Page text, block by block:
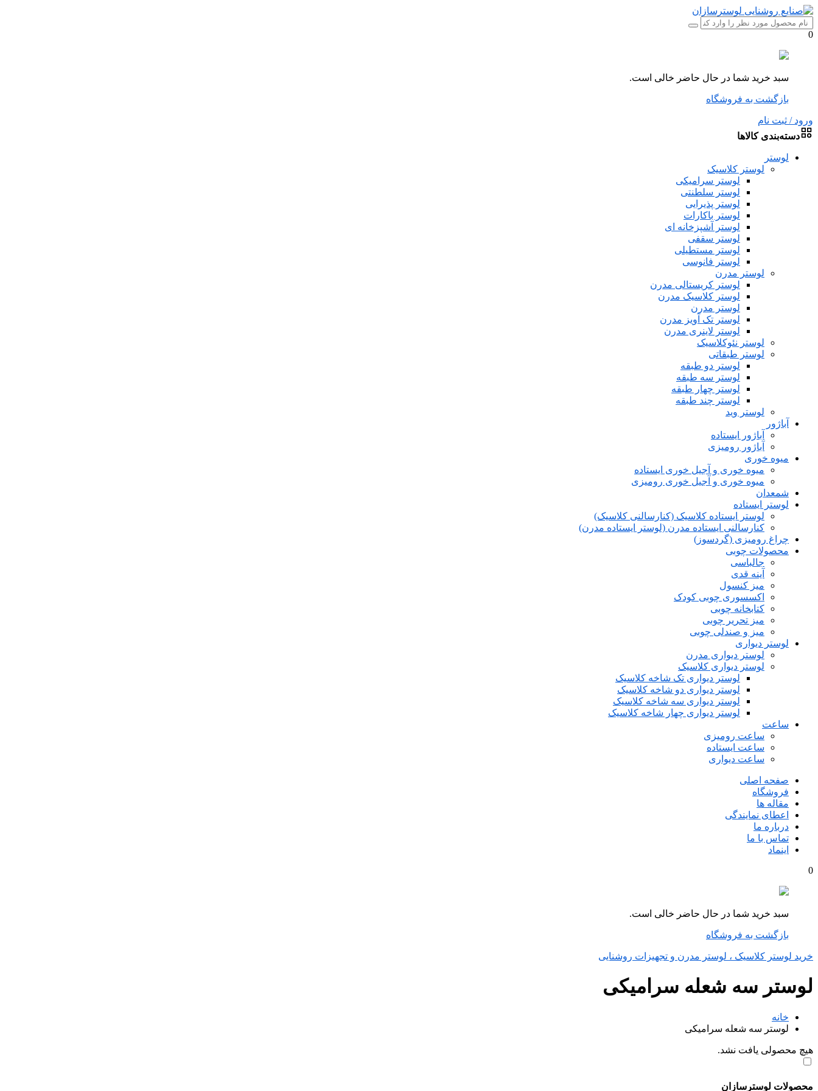
0
سبد خرید شما در حال حاضر خالی است.
بازگشت به فروشگاه
ورود / ثبت نام
دسته‌بندی کالاها
لوستر
لوستر کلاسیک
لوستر سرامیکی
لوستر سلطنتی
لوستر پذیرایی
لوستر باکارات
لوستر آشپزخانه ای
لوستر سقفی
لوستر مستطیلی
لوستر فانوسی
لوستر مدرن
لوستر کریستالی مدرن
لوستر کلاسیک مدرن
لوستر مدرن
لوستر تک آویز مدرن
لوستر لاینری مدرن
لوستر نئوکلاسیک
لوستر طبقاتی
لوستر دو طبقه
لوستر سه طبقه
لوستر چهار طبقه
لوستر چند طبقه
لوستر وید
آباژور
آباژور ایستاده
آباژور رومیزی
میوه خوری
میوه خوری و آجیل خوری ایستاده
میوه خوری و آجیل خوری رومیزی
شمعدان
لوستر ایستاده
لوستر ایستاده کلاسیک (کنارسالنی کلاسیک)
کنارسالنی ایستاده مدرن (لوستر ایستاده مدرن)
چراغ رومیزی (گردسوز)
محصولات چوبی
جالباسی
آینه قدی
میز کنسول
اکسسوری چوبی کودک
کتابخانه چوبی
میز تحریر چوبی
میز و صندلی چوبی
لوستر دیواری
لوستر دیواری مدرن
لوستر دیواری کلاسیک
لوستر دیواری تک شاخه کلاسیک
لوستر دیواری دو شاخه کلاسیک
لوستر دیواری سه شاخه کلاسیک
لوستر دیواری چهار شاخه کلاسیک
ساعت
ساعت رومیزی
ساعت ایستاده
ساعت دیواری
صفحه اصلی
فروشگاه
مقاله ها
اعطای نمایندگی
درباره ما
تماس با ما
اینماد
0
سبد خرید شما در حال حاضر خالی است.
بازگشت به فروشگاه
خرید لوستر کلاسیک ، لوستر مدرن و تجهیزات روشنایی
لوستر سه شعله سرامیکی
خانه
لوستر سه شعله سرامیکی
هیچ محصولی یافت نشد.
محصولات لوسترسازان